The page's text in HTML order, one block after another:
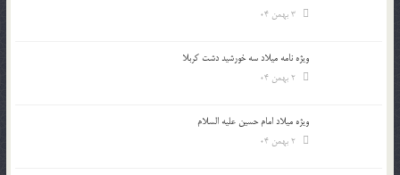
ویژه نامه میلاد سه خورشید دشت کربلا
ویژه میلاد امام حسین علیه السلام